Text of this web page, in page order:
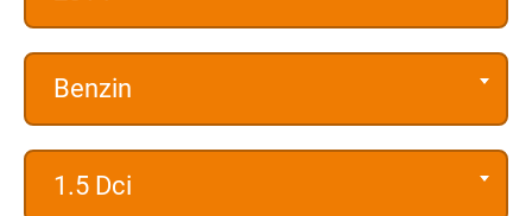
Benzin
1.5 Dci